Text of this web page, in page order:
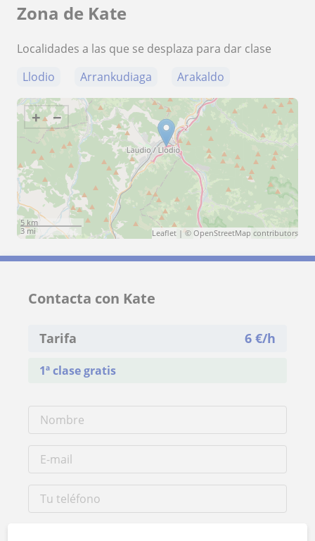
Zona de Kate
Localidades a las que se desplaza para dar clase
Llodio
Arrankudiaga Arakaldo
+ −
5 km
3 mi
Leaflet | © OpenStreetMap contributors
Contacta con Kate
Tarifa 6 €/h
1ª clase gratis